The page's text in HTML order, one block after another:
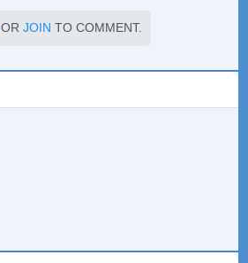
OR JOIN TO COMMENT.